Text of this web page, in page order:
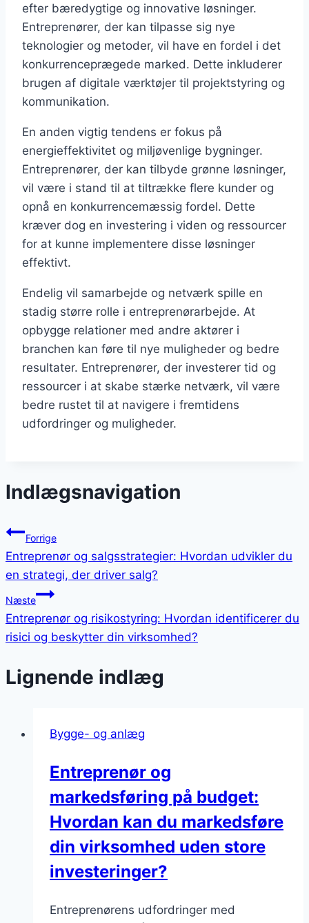
efter bæredygtige og innovative løsninger.
Entreprenører, der kan tilpasse sig nye
teknologier og metoder, vil have en fordel i det
konkurrenceprægede marked. Dette inkluderer
brugen af digitale værktøjer til projektstyring og
kommunikation.
En anden vigtig tendens er fokus på
energieffektivitet og miljøvenlige bygninger.
Entreprenører, der kan tilbyde grønne løsninger,
vil være i stand til at tiltrække flere kunder og
opnå en konkurrencemæssig fordel. Dette
kræver dog en investering i viden og ressourcer
for at kunne implementere disse løsninger
effektivt.
Endelig vil samarbejde og netværk spille en
stadig større rolle i entreprenørarbejde. At
opbygge relationer med andre aktører i
branchen kan føre til nye muligheder og bedre
resultater. Entreprenører, der investerer tid og
ressourcer i at skabe stærke netværk, vil være
bedre rustet til at navigere i fremtidens
udfordringer og muligheder.
Indlægsnavigation
Forrige
Entreprenør og salgsstrategier: Hvordan udvikler du
en strategi, der driver salg?
Næste
Entreprenør og risikostyring: Hvordan identificerer du
risici og beskytter din virksomhed?
Lignende indlæg
Bygge- og anlæg
Entreprenør og
markedsføring på budget:
Hvordan kan du markedsføre
din virksomhed uden store
investeringer?
Entreprenørens udfordringer med